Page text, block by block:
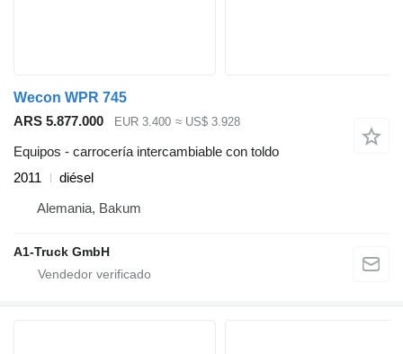
Wecon WPR 745
ARS 5.877.000
EUR 3.400 ≈ US$ 3.928
Equipos - carrocería intercambiable con toldo
2011
diésel
Alemania, Bakum
A1-Truck GmbH